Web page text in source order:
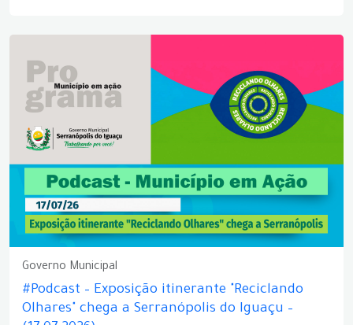
Governo Municipal
#Podcast – Exposição itinerante "Reciclando
Olhares" chega a Serranópolis do Iguaçu –